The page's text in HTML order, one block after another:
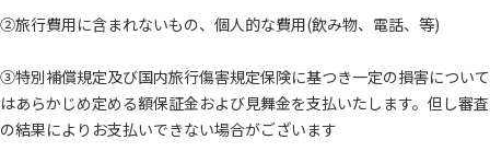
②旅行費用に含まれないもの、個人的な費用(飲み物、電話、等)
③特別補償規定及び国内旅行傷害規定保険に基つき一定の損害について
はあらかじめ定める額保証金および見舞金を支払いたします。但し審査
の結果によりお支払いできない場合がございます